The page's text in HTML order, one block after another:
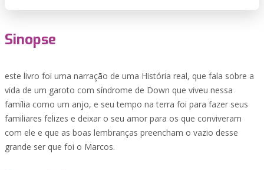
Sinopse
este livro foi uma narração de uma História real, que fala sobre a
vida de um garoto com síndrome de Down que viveu nessa
família como um anjo, e seu tempo na terra foi para fazer seus
familiares felizes e deixar o seu amor para os que conviveram
com ele e que as boas lembranças preencham o vazio desse
grande ser que foi o Marcos.